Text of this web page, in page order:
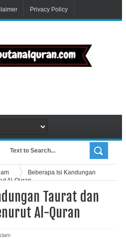
Privacy Policy
Beberapa Isi Kandungan
Al-Quran
Taurat dan
Al-Quran